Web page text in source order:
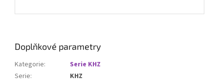
Doplňkové parametry
Kategorie:
Serie KHZ
Serie: KHZ